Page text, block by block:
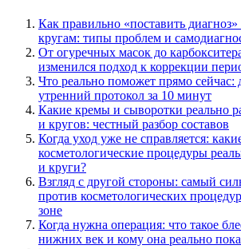
Как правильно «поставить
кругам: типы проблем и
От огуречных масок до
изменился подход к коррекции
Что реально поможет прямо
утренний протокол за 10 минут
Какие кремы и сыворотки реально
и кругов: честный разбор составов
Когда уход уже не справляется:
косметологические процедуры
и круги?
Взгляд с другой стороны: самый
против косметологических
зоне
Когда нужна операция: что такое
нижних век и кому она реально